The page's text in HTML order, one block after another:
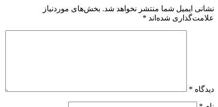
ایمیل شما منتشر نخواهد شد. بخش‌های موردنیاز
شده‌اند*
*